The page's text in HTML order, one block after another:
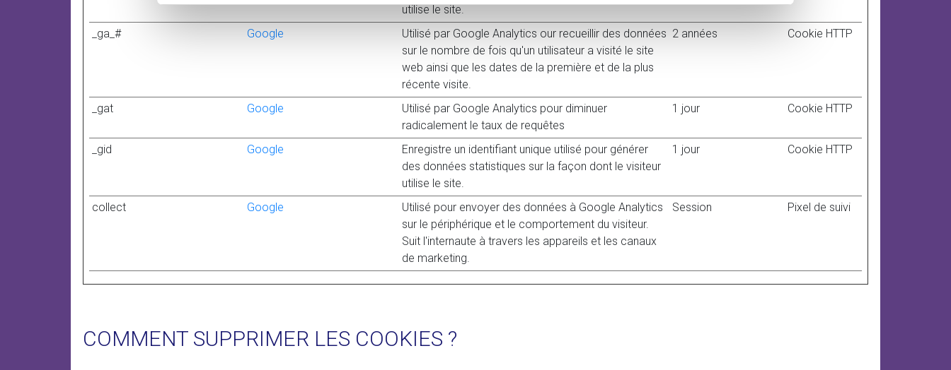
utilise le site.
_ga_# Google
Utilisé par Google Analytics our recueillir des données
sur le nombre de fois qu'un utilisateur a visité le site
web ainsi que les dates de la première et de la plus
récente visite.
2 années Cookie HTTP
_gat Google
Utilisé par Google Analytics pour diminuer
radicalement le taux de requêtes
1 jour Cookie HTTP
_gid Google
Enregistre un identifiant unique utilisé pour générer
des données statistiques sur la façon dont le visiteur
utilise le site.
1 jour Cookie HTTP
collect Google
Utilisé pour envoyer des données à Google Analytics
sur le périphérique et le comportement du visiteur.
Suit l'internaute à travers les appareils et les canaux
de marketing.
Session Pixel de suivi
COMMENT SUPPRIMER LES COOKIES ?